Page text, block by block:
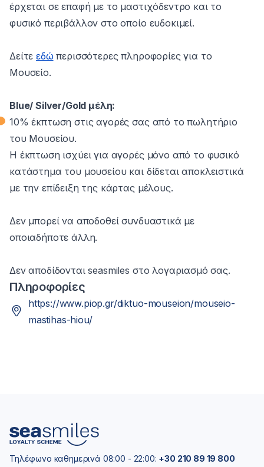
έρχεται σε επαφή με το μαστιχόδεντρο και το
φυσικό περιβάλλον στο οποίο ευδοκιμεί.
Δείτεεδώ περισσότερες πληροφορίες για το
Μουσείο.
Blue/ Silver/Gold μέλη:
10% έκπτωση στις αγορές σας από το πωλητήριο
του Μουσείου​.
Η έκπτωση ισχύει για αγορές μόνο από τo φυσικό
κατάστημα του μουσείου και δίδεται αποκλειστικά
με την επίδειξη της κάρτας μέλους.
Δεν μπορεί να αποδοθεί συνδυαστικά με
οποιαδήποτε άλλη.
Δεν αποδίδονται seasmiles στο λογαριασμό σας.
Πληροφορίες
https://www.piop.gr/diktuo-mouseion/mouseio-
mastihas-hiou/
Τηλέφωνο καθημερινά 08:00 - 22:00: +30 210 89 19 800